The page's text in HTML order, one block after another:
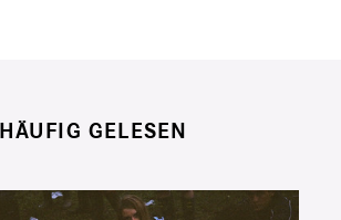
HÄUFIG GELESEN